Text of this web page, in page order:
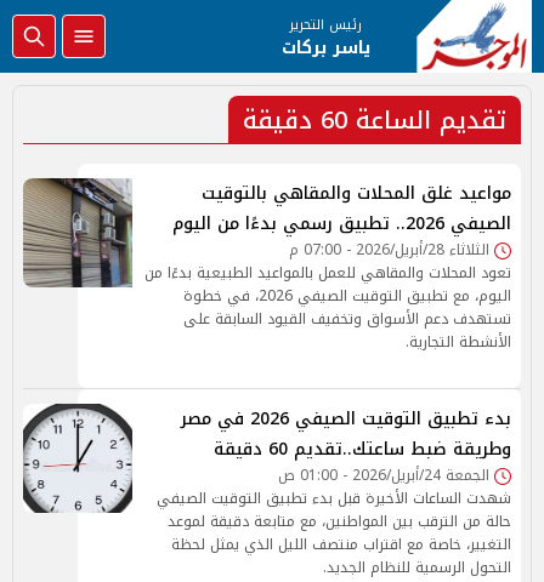
رئيس التحرير
ياسر بركات
تقديم الساعة 60 دقيقة
مواعيد غلق المحلات والمقاهي بالتوقيت
الصيفي 2026.. تطبيق رسمي بدءًا من اليوم
الثلاثاء 28/أبريل/2026 - 07:00 م
تعود المحلات والمقاهي للعمل بالمواعيد الطبيعية بدءًا من
اليوم، مع تطبيق التوقيت الصيفي 2026، في خطوة
تستهدف دعم الأسواق وتخفيف القيود السابقة على
الأنشطة التجارية.
بدء تطبيق التوقيت الصيفي 2026 في مصر
وطريقة ضبط ساعتك..تقديم 60 دقيقة
الجمعة 24/أبريل/2026 - 01:00 ص
شهدت الساعات الأخيرة قبل بدء تطبيق التوقيت الصيفي
حالة من الترقب بين المواطنين، مع متابعة دقيقة لموعد
التغيير، خاصة مع اقتراب منتصف الليل الذي يمثل لحظة
التحول الرسمية للنظام الجديد.